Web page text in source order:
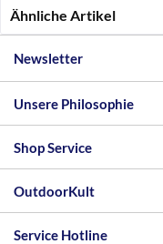
Ähnliche Artikel
Newsletter
Unsere Philosophie
Shop Service
OutdoorKult
Service Hotline